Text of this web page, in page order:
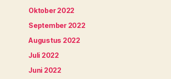
Oktober 2022
September 2022
Augustus 2022
Juli 2022
Juni 2022